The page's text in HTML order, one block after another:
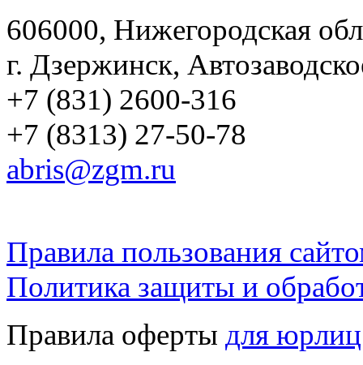
606000, Нижегородская
г. Дзержинск,
+7 (831) 2600-316
+7 (8313) 27-50-78
abris@zgm.ru
Правила пользования
Политика защиты и
Правила оферты для